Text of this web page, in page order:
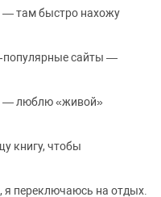
— там быстро нахожу
сайты —
— люблю «живой»
книгу, чтобы
я переключаюсь на отдых.